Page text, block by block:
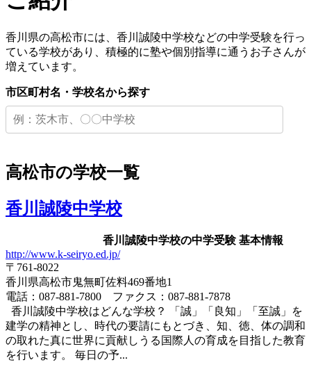
香川県の高松市には、香川誠陵中学校などの中学受験を行っ
ている学校があり、積極的に塾や個別指導に通うお子さんが
増えています。
市区町村名・学校名から探す
高松市の学校一覧
香川誠陵中学校
香川誠陵中学校の中学受験 基本情報
http://www.k-seiryo.ed.jp/
〒761-8022
香川県高松市鬼無町佐料469番地1
電話：087-881-7800 ファクス：087-881-7878
香川誠陵中学校はどんな学校？ 「誠」「良知」「至誠」を
建学の精神とし、時代の要請にもとづき、知、徳、体の調和
の取れた真に世界に貢献しうる国際人の育成を目指した教育
を行います。 毎日の予...